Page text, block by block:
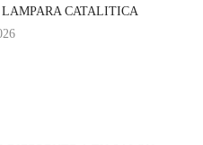
CATALITICA